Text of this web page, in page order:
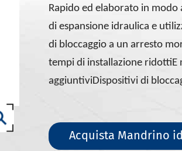
Rapido ed elaborato in
di espansione idraulica e
di bloccaggio a un arresto
tempi di installazione ridottiE
aggiuntiviDispositivi di
Acquista Mandrino